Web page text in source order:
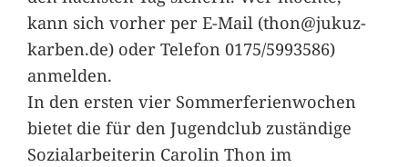
kann sich vorher per E-Mail (thon@jukuz-
karben.de) oder Telefon 0175/5993586)
anmelden.
In den ersten vier Sommerferienwochen
bietet die für den Jugendclub zuständige
Sozialarbeiterin Carolin Thon im